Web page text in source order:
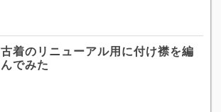
古着のリニューアル用に付け襟を編
んでみた